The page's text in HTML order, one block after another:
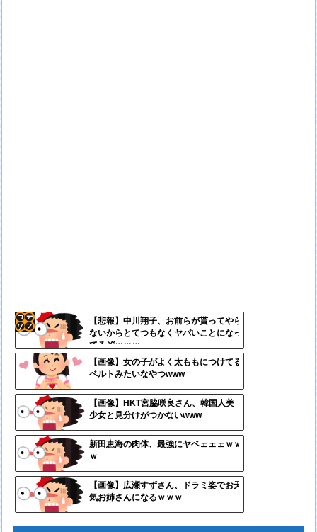
【悲報】中川翔子、お前らが貰ってやら
ないからとてつもなくヤバいことになっ
てるぞｗｗｗ
【画像】女の子がよく太ももにつけてる
ベルトみたいなやつwww
【画像】HKT宮脇咲良さん、韓国人美
少女と見分けがつかないwww
新田恵海の肉体、最強にヤベェェェｗｗ
ｗ
【画像】広瀬すずさん、ドラミ姿でお天
気お姉さんになるｗｗｗ
リン
ンク
更新
ツー
ル